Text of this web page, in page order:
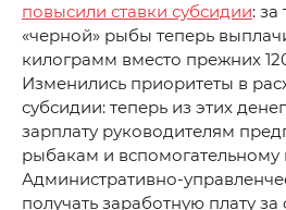
повысили ставки субсидии:
«черной» рыбы теперь
килограмм вместо прежних
Изменились приоритеты в
субсидии: теперь из этих
зарплату руководителям
рыбакам и вспомогательному
Административно-
получать заработную плату за